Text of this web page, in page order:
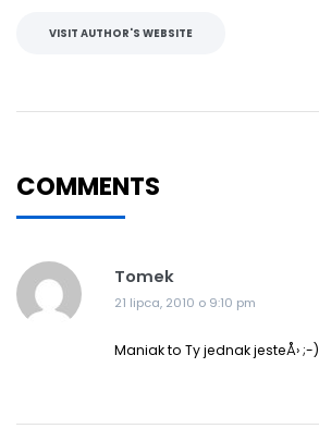
VISIT AUTHOR'S WEBSITE
COMMENTS
Tomek
21 lipca, 2010 o 9:10 pm
Maniak to Ty jednak jesteÅ› ;-)